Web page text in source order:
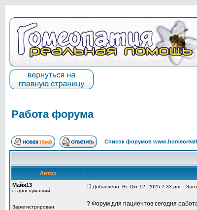
Работа форума
Список форумов
Автор
Майя13
старослужащий
Зарегистрирован:
Добавлено: Вс Окт 12, 2025 7:33 pm
? Форум для пациентов сегодня